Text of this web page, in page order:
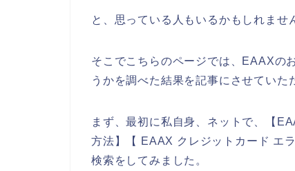
と、思っている人もいるかもしれませ
そこでこちらのページでは、EAAXの
うかを調べた結果を記事にさせていた
まず、最初に私自身、ネットで、【
方法】【 EAAX クレジットカード エ
検索をしてみました。